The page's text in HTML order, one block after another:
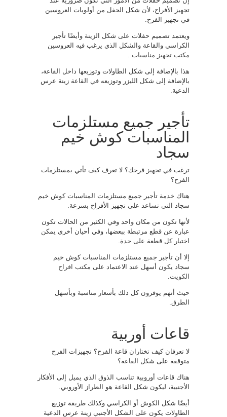
تجهيز الأفراح، لأن شكل الحفل من أولويات العروسين
في تجهيز الفرح.
ويعتمد تصميم حفلات على شكل الزينة وأيضًا تأجير
الكراسي والقاعة والشكل الذي يرغب فيه العروسين
مكتب تجهيز مناسبات
هذا بالإضافة إلى شكل الطاولات وتوزيعها داخل القاعة،
بالإضافة إلى شكل الليزر وتوزيعه في القاعة زينة عرس
الدعية.
تأجير جميع مستلزمات
المناسبات كوش خيم
سجاد
ترغب في تجهيز فرحك؟ لا تعرف كيف تأتي بمستلزمات
الفرح؟
هناك خدمة تأجير جميع مستلزمات المناسبات كوش خيم
سجاد التي تساعد على تجهيز الأفراح بسرعة.
لأنها تكون من مكان واحد وفي الكثير من الحالات تكون
عبارة عن قطع مرتبطة ببعضها، وفي أحيان أخرى يمكن
اختيار كل قطعة على حدة.
إلا أن تأجير جميع مستلزمات المناسبات كوش خيم
سجاد يكون أسهل عند الاعتماد على مكتب افراح
الكويت
حيث أنهم يوفرون كل ذلك بأسعار مناسبة وبأسهل
الطرق.
قاعات أوربية
لا تعرفان كيف تختاران قاعة الفرح؟ تجهيزات الفرح
متوقفة على شكل القاعة؟
هناك قاعات أوروبية تناسب الذوق الذي يميل إلى الأفكار
الأجنبية، ليكون شكل القاعة هو الطراز الأوروبي.
أيضًا شكل الكوش أو الكراسي وكذلك طريقة توزيع
الطاولات يكون على الشكل الأجنبي زينة عرس الدعية